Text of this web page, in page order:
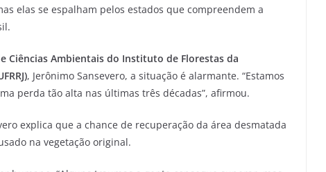
elas se espalham pelos estados que compreendem a
Ciências Ambientais do Instituto de Florestas da
, Jerônimo Sansevero, a situação é alarmante. “Estamos
perda tão alta nas últimas três décadas”, afirmou.
explica que a chance de recuperação da área desmatada
na vegetação original.